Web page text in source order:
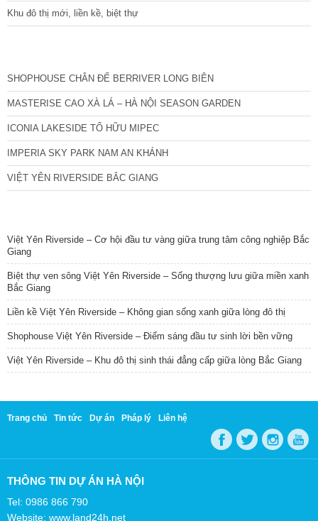
Khu đô thị mới, liền kề, biệt thự
SHOPHOUSE CHÂN ĐẾ BERRIVER LONG BIÊN
MASTERISE CAO XÀ LÁ – HÀ NỘI SEASON GARDEN
ICONIA LAKESIDE TỐ HỮU MIPEC
IMPERIA SKY PARK NAM AN KHÁNH
VIỆT YÊN RIVERSIDE BẮC GIANG
Việt Yên Riverside – Cơ hội đầu tư vàng giữa trung tâm công nghiệp Bắc
Giang
Biệt thự ven sông Việt Yên Riverside – Sống thượng lưu giữa miền xanh
Bắc Giang
Liền kề Việt Yên Riverside – Không gian sống xanh giữa lòng đô thị
Shophouse Việt Yên Riverside – Điểm sáng đầu tư sinh lời bền vững
Việt Yên Riverside – Khu đô thị sinh thái đẳng cấp giữa lòng Bắc Giang
Trang chủ Tin tức Dự án Pháp lý Liên hệ
THÔNG TIN DỰ ÁN HÀ NỘI
Tel: 0986 866 790
Website: www.land24h.net